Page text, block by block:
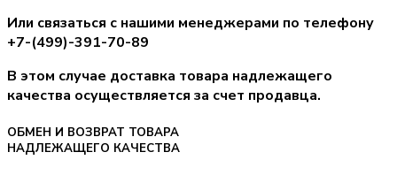
Или связаться с нашими менеджерами по телефону
+7-(499)-391-70-89
В этом случае доставка товара надлежащего
качества осуществляется за счет продавца.
ОБМЕН И ВОЗВРАТ ТОВАРА
НАДЛЕЖАЩЕГО КАЧЕСТВА